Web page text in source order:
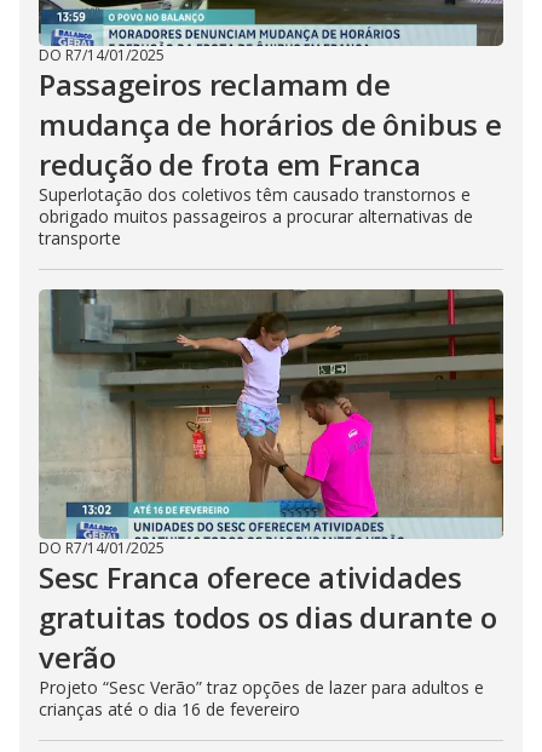
DO R7/14/01/2025
Passageiros reclamam de
mudança de horários de ônibus e
redução de frota em Franca
Superlotação dos coletivos têm causado transtornos e
obrigado muitos passageiros a procurar alternativas de
transporte
DO R7/14/01/2025
Sesc Franca oferece atividades
gratuitas todos os dias durante o
verão
Projeto “Sesc Verão” traz opções de lazer para adultos e
crianças até o dia 16 de fevereiro